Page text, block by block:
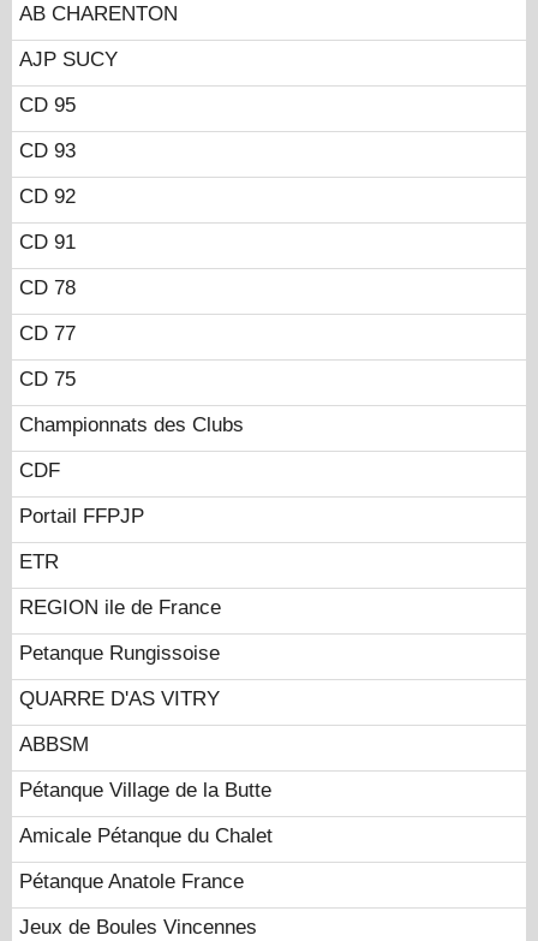
AB CHARENTON
AJP SUCY
CD 95
CD 93
CD 92
CD 91
CD 78
CD 77
CD 75
Championnats des Clubs
CDF
Portail FFPJP
ETR
REGION ile de France
Petanque Rungissoise
QUARRE D'AS VITRY
ABBSM
Pétanque Village de la Butte
Amicale Pétanque du Chalet
Pétanque Anatole France
Jeux de Boules Vincennes